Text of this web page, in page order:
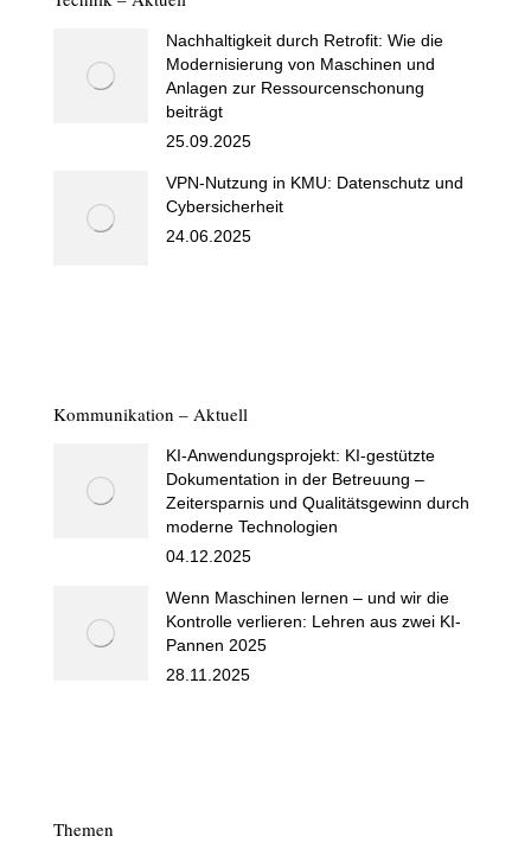
Nachhaltigkeit durch Retrofit: Wie die
Modernisierung von Maschinen und
Anlagen zur Ressourcenschonung
beiträgt
25.09.2025
VPN-Nutzung in KMU: Datenschutz und
Cybersicherheit
24.06.2025
Kommunikation – Aktuell
KI-Anwendungsprojekt: KI-gestützte
Dokumentation in der Betreuung –
Zeitersparnis und Qualitätsgewinn durch
moderne Technologien
04.12.2025
Wenn Maschinen lernen – und wir die
Kontrolle verlieren: Lehren aus zwei KI-
Pannen 2025
28.11.2025
Themen